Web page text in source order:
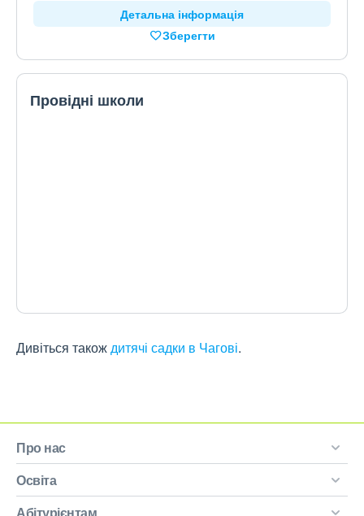
Детальна інформація
Зберегти
Провідні школи
Дивіться такождитячі садки в Чагові.
Про нас
Освіта